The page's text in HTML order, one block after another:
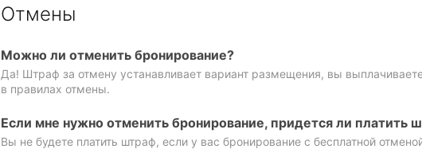
Отмены
Можно ли отменить бронирование?
Да! Штраф за отмену устанавливает вариант размещения, вы
в правилах отмены.
Если мне нужно отменить бронирование, придется ли платить
Вы не будете платить штраф, если у вас бронирование с бесплатной